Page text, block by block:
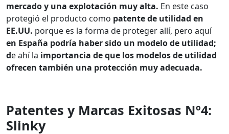
mercado y una explotación muy alta. En este caso
protegió el producto como patente de utilidad en
EE.UU. porque es la forma de proteger allí, pero aquí
en España podría haber sido un modelo de utilidad;
de ahí la importancia de que los modelos de utilidad
ofrecen también una protección muy adecuada.
Patentes y Marcas Exitosas Nº4:
Slinky